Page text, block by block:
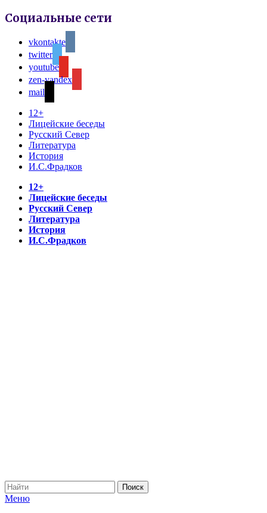
Социальные сети
vkontakte
twitter
youtube
zen-yandex
mail
12+
Лицейские беседы
Русский Север
Литература
История
И.С.Фрадков
12+
Лицейские беседы
Русский Север
Литература
История
И.С.Фрадков
Меню